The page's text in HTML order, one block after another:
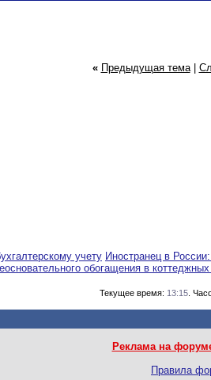
« Предыдущая тема|
учету Иностранец в
обогащения в
Текущее время: 13:15 .
Реклама на
Правила